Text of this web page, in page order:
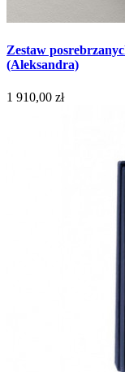
Zestaw
(Aleksandra)
1 910,00 zł